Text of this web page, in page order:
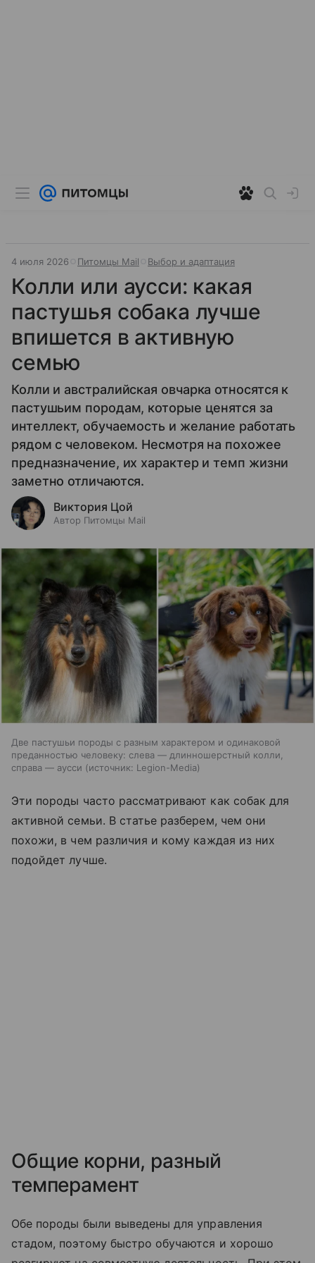
4 июля 2026 Питомцы Mail Выбор и адаптация
Колли или аусси: какая
пастушья собака лучше
впишется в активную
семью
Колли и австралийская овчарка относятся к
пастушьим породам, которые ценятся за
интеллект, обучаемость и желание работать
рядом с человеком. Несмотря на похожее
предназначение, их характер и темп жизни
заметно отличаются.
Виктория Цой
Автор Питомцы Mail
Две пастушьи породы с разным характером и одинаковой
преданностью человеку: слева — длинношерстный колли,
справа — аусси
источник: Legion-Media
Эти породы часто рассматривают как собак для
активной семьи. В статье разберем, чем они
похожи, в чем различия и кому каждая из них
подойдет лучше.
Общие корни, разный
темперамент
Обе породы были выведены для управления
стадом, поэтому быстро обучаются и хорошо